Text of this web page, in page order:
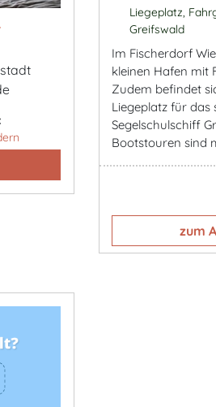
Liegeplatz,
Greifswald
Im Fischerdorf
kleinen Hafen mit
Zudem befindet
Liegeplatz für das
Segelschulschiff
Bootstouren sind
zum